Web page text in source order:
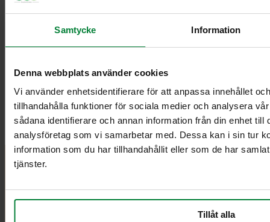
Samtycke Information
Denna webbplats använder cookies
Vi använder enhetsidentifierare för att anpassa innehållet
tillhandahålla funktioner för sociala medier och analysera
sådana identifierare och annan information från din enhet
analysföretag som vi samarbetar med. Dessa kan i sin tur
information som du har tillhandahållit eller som de har
tjänster.
Tillåt alla
PWS:stä